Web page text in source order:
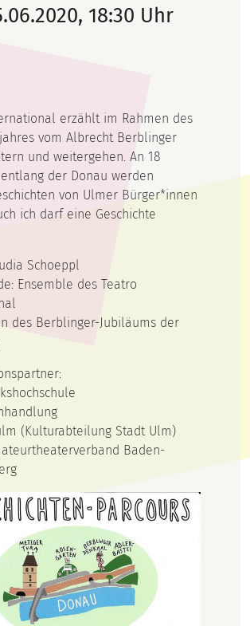
18:30 Uhr
erzählt im Rahmen des
vom Albrecht Berblinger
und weitergehen. An 18
der Donau werden
von Ulmer Bürger*innen
ich darf eine Geschichte
Schoeppl
Ensemble des Teatro
des Berblinger-Jubiläums der
(Kulturabteilung Stadt Ulm)
Baden-